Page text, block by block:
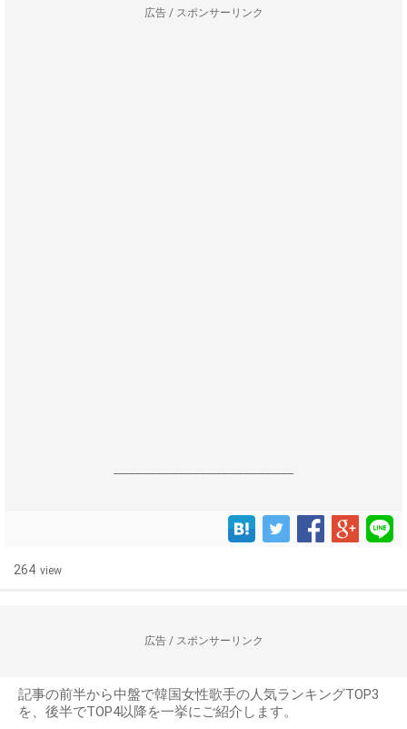
広告 / スポンサーリンク
------------------------------------------------------------------
264 view
広告 / スポンサーリンク
記事の前半から中盤で韓国女性歌手の人気ランキングTOP3
を、後半でTOP4以降を一挙にご紹介します。